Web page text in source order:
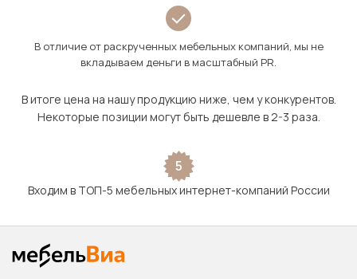
В отличие от раскрученных мебельных компаний, мы не
вкладываем деньги в масштабный PR.
В итоге цена на нашу продукцию ниже, чем у конкурентов.
Некоторые позиции могут быть дешевле в 2-3 раза.
5
Входим в ТОП-5 мебельных интернет-компаний России